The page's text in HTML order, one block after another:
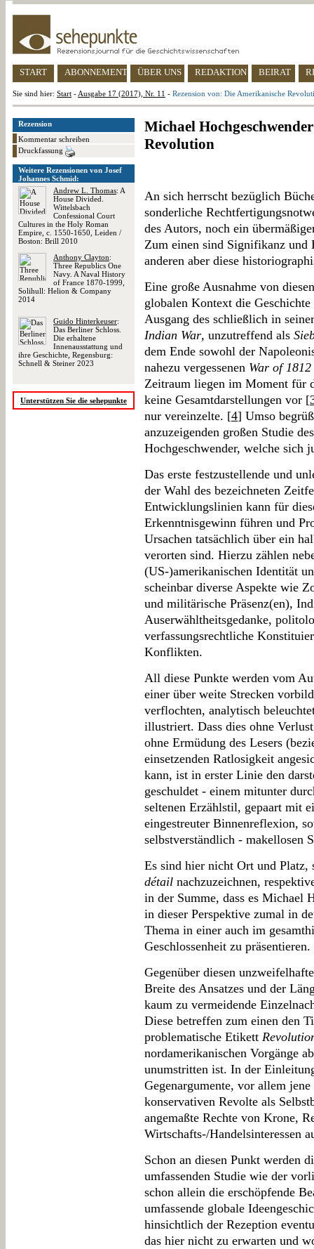
START ABONNEMENT ÜBER UNS REDAKTION BEIRAT
Sie sind hier: Start - Ausgabe 17 (2017), Nr. 11 - Rezension von: Die Amerikanische
Rezension
Kommentar schreiben
Druckfassung
Weitere Rezensionen von Josef
Johannes Schmid:
Andrew L. Thomas: A
House Divided.
Wittelsbach
Confessional Court
Cultures in the Holy Roman
Empire, c. 1550-1650, Leiden /
Boston: Brill 2010
Anthony Clayton:
Three Republics One
Navy. A Naval History
of France 1870-1999,
Solihull: Helion & Company
2014
Guido Hinterkeuser:
Das Berliner Schloss.
Die erhaltene
Innenausstattung und
ihre Geschichte, Regensburg:
Schnell & Steiner 2023
Unterstützen Sie die sehepunkte
Michael
Revolution
An sich herrscht bezüglich
sonderliche
des Autors, noch ein
Zum einen sind Signifikanz und
anderen aber diese
Eine große Ausnahme von
globalen Kontext die
Ausgang des schließlich in
Indian War, unzutreffend als
dem Ende sowohl der
nahezu vergessenen War of 1812
Zeitraum liegen im Moment für
keine Gesamtdarstellungen vor [
nur vereinzelte. [4] Umso
anzuzeigenden großen Studie
Hochgeschwender, welche sich
Das erste festzustellende und
der Wahl des bezeichneten
Entwicklungslinien kann für
Erkenntnisgewinn führen und
Ursachen tatsächlich über ein
verorten sind. Hierzu zählen
(US-)amerikanischen Identität
scheinbar diverse Aspekte wie
und militärische Präsenz(en),
Auserwähltheitsgedanke,
verfassungsrechtliche
Konflikten.
All diese Punkte werden vom
einer über weite Strecken
verflochten, analytisch
illustriert. Dass dies ohne
ohne Ermüdung des Lesers
einsetzenden Ratlosigkeit
kann, ist in erster Linie den
geschuldet - einem mitunter
seltenen Erzählstil, gepaart mit
eingestreuter Binnenreflexion,
selbstverständlich - makellosen
Es sind hier nicht Ort und
détail nachzuzeichnen,
in der Summe, dass es Michael
in dieser Perspektive zumal in
Thema in einer auch im
Geschlossenheit zu präsentieren.
Gegenüber diesen
Breite des Ansatzes und der
kaum zu vermeidende
Diese betreffen zum einen den
problematische Etikett
nordamerikanischen Vorgänge
unumstritten ist. In der
Gegenargumente, vor allem
konservativen Revolte als
angemaßte Rechte von Krone,
Wirtschafts-/Handelsinteressen
Schon an diesen Punkt werden
umfassenden Studie wie der
schon allein die erschöpfende
umfassende globale
hinsichtlich der Rezeption
das hier nicht zu erwarten und